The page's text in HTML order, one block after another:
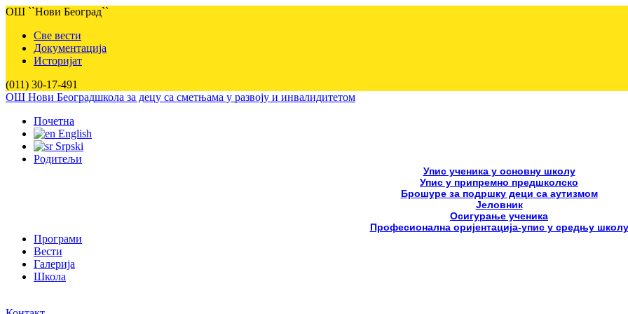
ОШ ``Нови Београд``
Све вести
Документација
Историјат
(011) 30-17-491
ОШ Нови Београдшкола за децу са сметњама у развоју и инвалидитетом
Почетна
English
Srpski
Родитељи
Упис ученика у основну школу
Упис у припремно предшколско
Брошуре за подршку деци са аутизмом
Јеловник
Осигурање ученика
Професионална оријентација-упис у средњу школу
Програми
Вести
Галерија
Школа